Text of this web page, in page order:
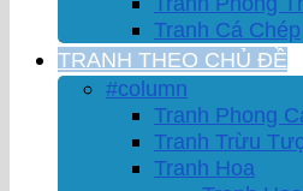
Tranh Cá Chép
TRANH THEO CHỦ ĐỀ
#column
Tranh Phong
Tranh Trừu
Tranh Hoa